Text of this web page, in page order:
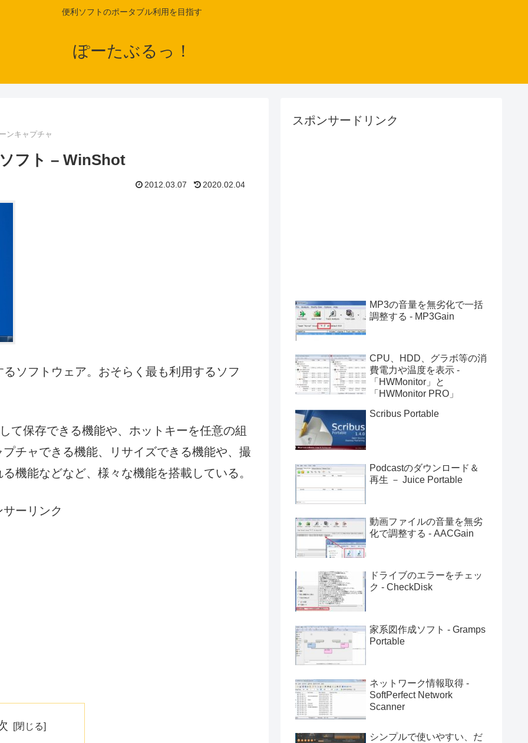
便利ソフトのポータブル利用を目指す
ぽーたぶるっ！
ンキャプチャ
フト – WinShot
2012.03.07 2020.02.04
ソフトウェア。おそらく最も利用するソフ
て保存できる機能や、ホットキーを任意の組
チャできる機能、リサイズできる機能や、撮
機能などなど、様々な機能を搭載している。
サーリンク
スポンサードリンク
MP3の音量を無劣化で一括
調整する - MP3Gain
CPU、HDD、グラボ等の消
費電力や温度を表示 -
「HWMonitor」と
「HWMonitor PRO」
Scribus Portable
Podcastのダウンロード＆
再生 － Juice Portable
動画ファイルの音量を無劣
化で調整する - AACGain
ドライブのエラーをチェッ
ク - CheckDisk
家系図作成ソフト - Gramps
Portable
ネットワーク情報取得 -
SoftPerfect Network
Scanner
シンプルで使いやすい、だ